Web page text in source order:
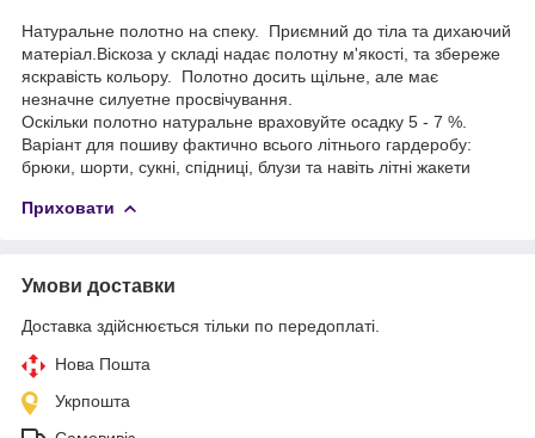
Натуральне полотно на спеку. Приємний до тіла та дихаючий
матеріал.Віскоза у складі надає полотну м'якості, та збереже
яскравість кольору. Полотно досить щільне, але має
незначне силуетне просвічування.
Оскільки полотно натуральне враховуйте осадку 5 - 7 %.
Варіант для пошиву фактично всього літнього гардеробу:
брюки, шорти, сукні, спідниці, блузи та навіть літні жакети
Приховати
Умови доставки
Доставка здійснюється тільки по передоплаті.
Нова Пошта
Укрпошта